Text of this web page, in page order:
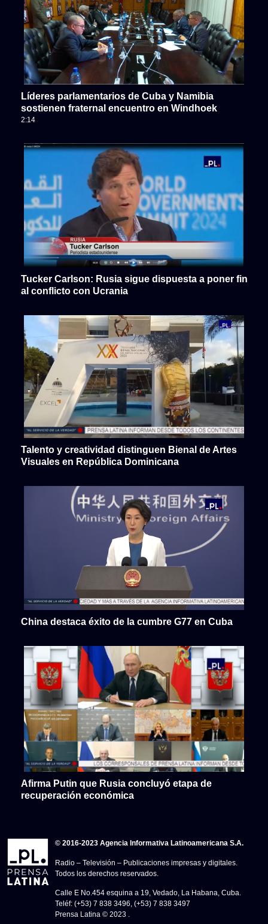
Líderes parlamentarios de Cuba y Namibia
sostienen fraternal encuentro en Windhoek
2:14
Tucker Carlson: Rusia sigue dispuesta a poner fin
al conflicto con Ucrania
Talento y creatividad distinguen Bienal de Artes
Visuales en República Dominicana
China destaca éxito de la cumbre G77 en Cuba
Afirma Putin que Rusia concluyó etapa de
recuperación económica
© 2016-2023 Agencia Informativa Latinoamericana S.A.
Radio – Televisión – Publicaciones impresas y digitales.
Todos los derechos reservados.
Calle E No.454 esquina a 19, Vedado, La Habana, Cuba.
Teléf: (+53) 7 838 3496, (+53) 7 838 3497
Prensa Latina © 2023 .